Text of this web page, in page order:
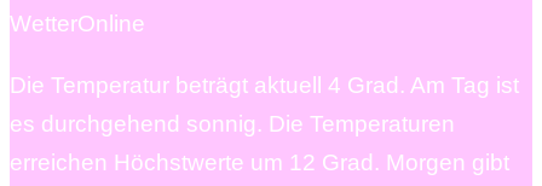
WetterOnline
Die Temperatur beträgt aktuell 4 Grad. Am Tag ist
es durchgehend sonnig. Die Temperaturen
erreichen Höchstwerte um 12 Grad. Morgen gibt